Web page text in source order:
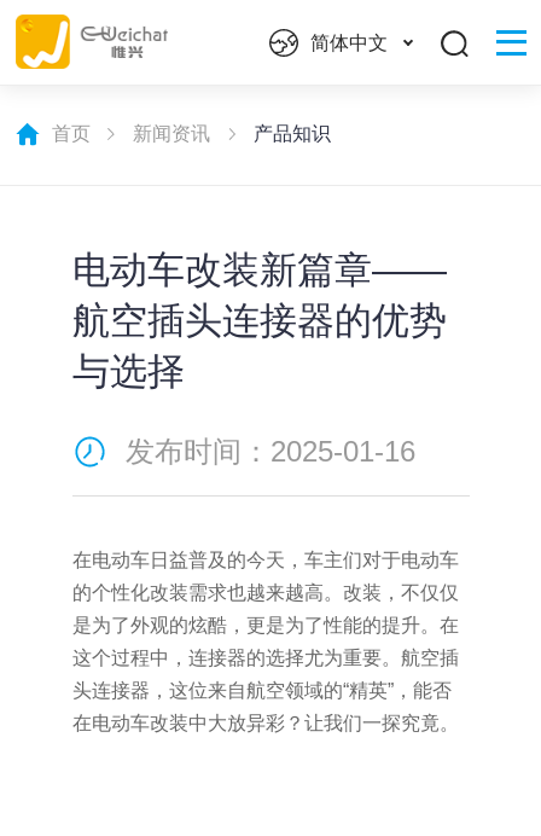
简体中文
首页 新闻资讯 产品知识
电动车改装新篇章——
航空插头连接器的优势
与选择
发布时间：2025-01-16
在电动车日益普及的今天，车主们对于电动车
的个性化改装需求也越来越高。改装，不仅仅
是为了外观的炫酷，更是为了性能的提升。在
这个过程中，连接器的选择尤为重要。航空插
头连接器，这位来自航空领域的“精英”，能否
在电动车改装中大放异彩？让我们一探究竟。